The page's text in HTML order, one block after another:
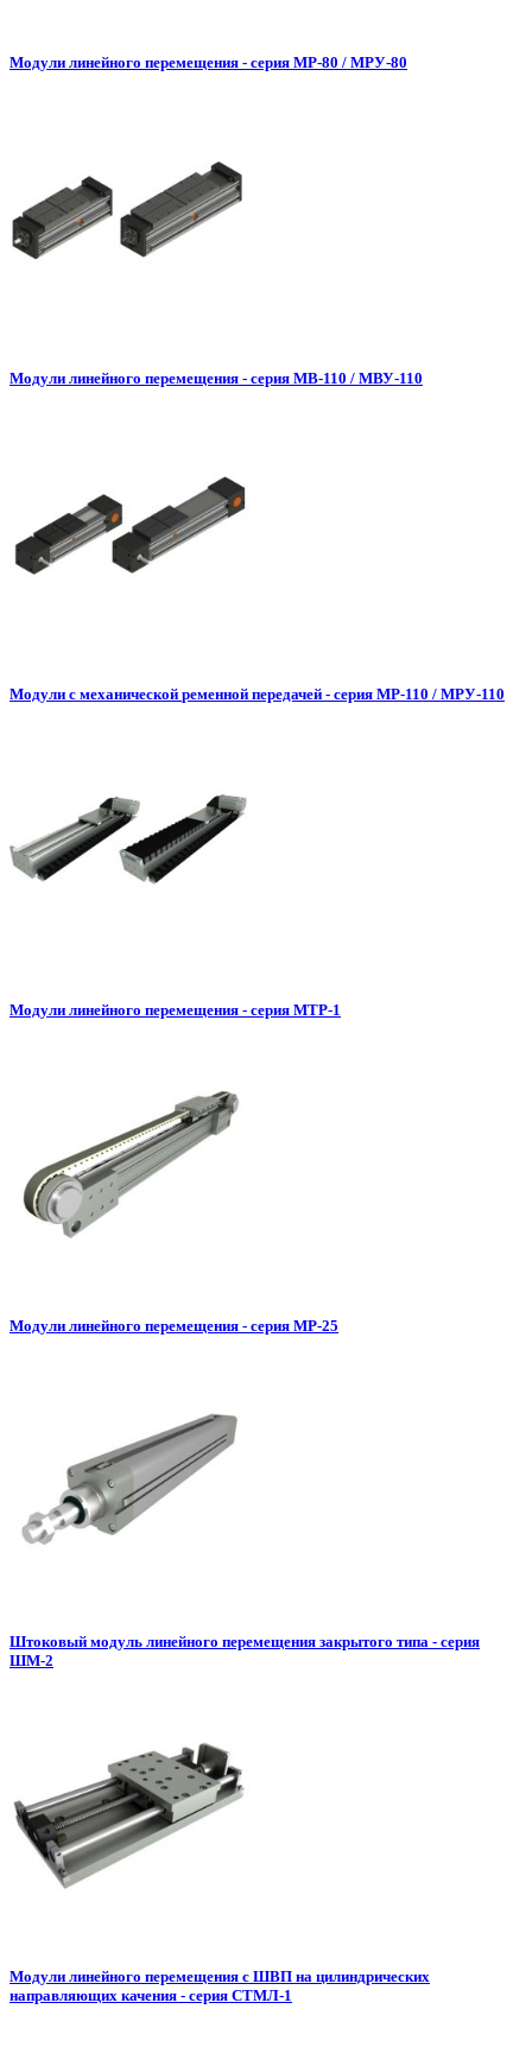
Модули линейного перемещения - серия МР-80 / МРУ-80
Модули линейного перемещения - серия МВ-110 / МВУ-110
Модули с механической ременной передачей - серия МР-110 / МРУ-110
Модули линейного перемещения - серия МТР-1
Модули линейного перемещения - серия МР-25
Штоковый модуль линейного перемещения закрытого типа - серия
ШМ-2
Модули линейного перемещения с ШВП на цилиндрических
направляющих качения - серия СТМЛ-1